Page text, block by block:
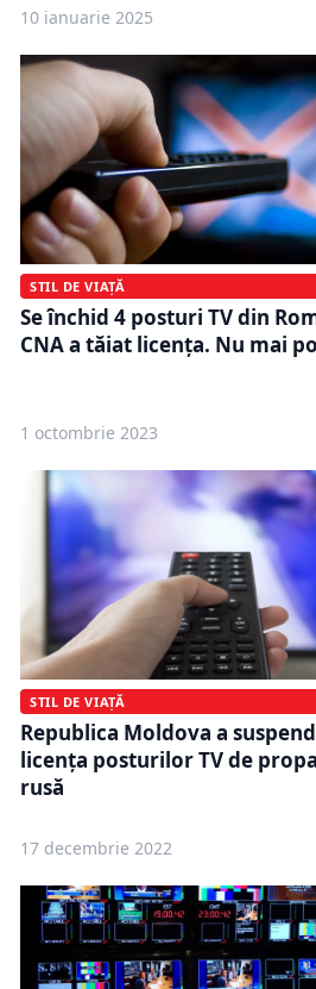
10 ianuarie 2025
STIL DE VIAȚĂ
Se ȋnchid 4 posturi TV din
CNA a tăiat licența. Nu mai
1 octombrie 2023
STIL DE VIAȚĂ
Republica Moldova a
licența posturilor TV de
rusă
17 decembrie 2022